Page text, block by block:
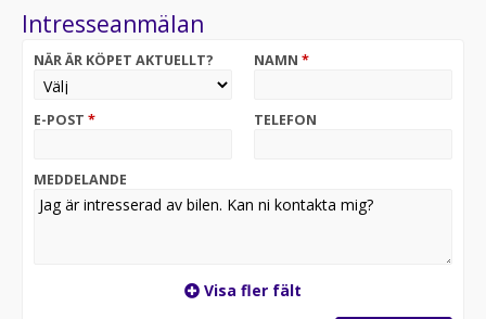
Intresseanmälan
NÄR ÄR KÖPET AKTUELLT? NAMN *
E-POST * TELEFON
MEDDELANDE
Visa fler fält